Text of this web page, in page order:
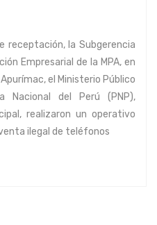
receptación, la Subgerencia
Empresarial de la MPA, en
el Ministerio Público
del Perú (PNP),
realizaron un operativo
ilegal de teléfonos